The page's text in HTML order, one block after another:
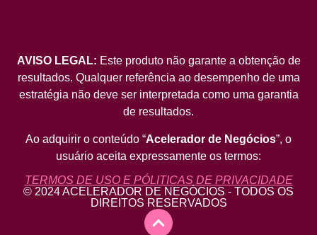
AVISO LEGAL: Este produto não garante a obtenção de
resultados. Qualquer referência ao desempenho de uma
estratégia não deve ser interpretada como uma garantia
de resultados.
Ao adquirir o conteúdo “Acelerador de Negócios”, o
usuário aceita expressamente os termos:
TERMOS DE USO E PÓLITICAS DE PRIVACIDADE
© 2024 ACELERADOR DE NEGÓCIOS - TODOS OS
DIREITOS RESERVADOS